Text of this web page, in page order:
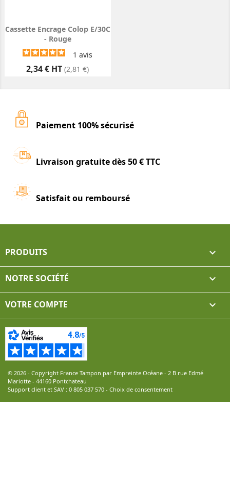
Cassette Encrage Colop E/30C
- Rouge
1avis
Prix
2,34 € HT (2,81 €)
Paiement 100% sécurisé
Livraison gratuite dès 50 € TTC
Satisfait ou remboursé
PRODUITS 
NOTRE SOCIÉTÉ 
VOTRE COMPTE 
© 2026 - Copyright France Tampon par Empreinte Océane - 2 B rue Edmé
Mariotte - 44160 Pontchateau
Support client et SAV : 0 805 037 570 - Choix de consentement